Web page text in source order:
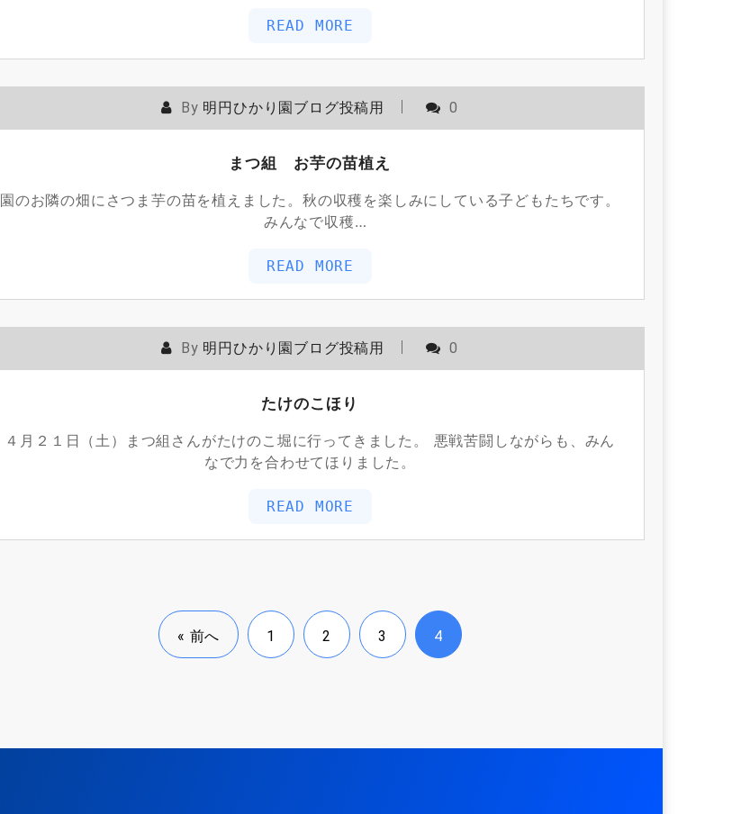
READ MORE
By 明円ひかり園ブログ投稿用 0
まつ組 お芋の苗植え
園のお隣の畑にさつま芋の苗を植えました。秋の収穫を楽しみにしている子どもたちです。
みんなで収穫…
READ MORE
By 明円ひかり園ブログ投稿用 0
たけのこほり
４月２１日（土）まつ組さんがたけのこ堀に行ってきました。 悪戦苦闘しながらも、みん
なで力を合わせてほりました。
READ MORE
« 前へ 1 2 3 4